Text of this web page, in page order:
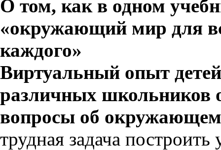
О том, как в одном
«окружающий мир для
каждого»
Виртуальный опыт
различных школьников
вопросы об
трудная задача